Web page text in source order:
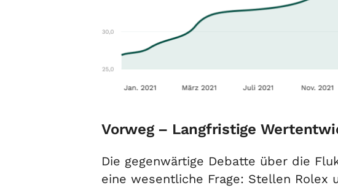
Vorweg – Langfristige
Die gegenwärtige Debatte über die
eine wesentliche Frage: Stellen Rolex